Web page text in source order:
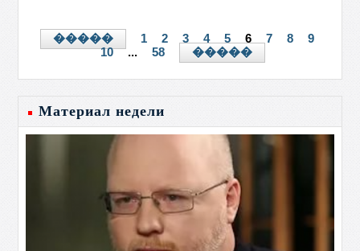
����� 1 2 3 4 5 6 7 8
9
10
... 58 �����
Материал недели